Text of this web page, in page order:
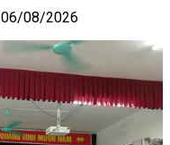
06/08/2026